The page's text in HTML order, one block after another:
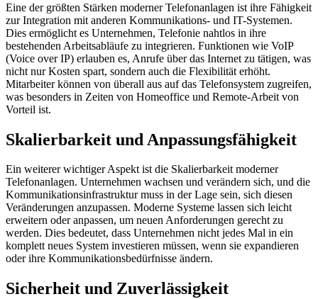
Eine der größten Stärken moderner Telefonanlagen ist ihre Fähigkeit
zur Integration mit anderen Kommunikations- und IT-Systemen.
Dies ermöglicht es Unternehmen, Telefonie nahtlos in ihre
bestehenden Arbeitsabläufe zu integrieren. Funktionen wie VoIP
(Voice over IP) erlauben es, Anrufe über das Internet zu tätigen, was
nicht nur Kosten spart, sondern auch die Flexibilität erhöht.
Mitarbeiter können von überall aus auf das Telefonsystem zugreifen,
was besonders in Zeiten von Homeoffice und Remote-Arbeit von
Vorteil ist.
Skalierbarkeit und Anpassungsfähigkeit
Ein weiterer wichtiger Aspekt ist die Skalierbarkeit moderner
Telefonanlagen. Unternehmen wachsen und verändern sich, und die
Kommunikationsinfrastruktur muss in der Lage sein, sich diesen
Veränderungen anzupassen. Moderne Systeme lassen sich leicht
erweitern oder anpassen, um neuen Anforderungen gerecht zu
werden. Dies bedeutet, dass Unternehmen nicht jedes Mal in ein
komplett neues System investieren müssen, wenn sie expandieren
oder ihre Kommunikationsbedürfnisse ändern.
Sicherheit und Zuverlässigkeit